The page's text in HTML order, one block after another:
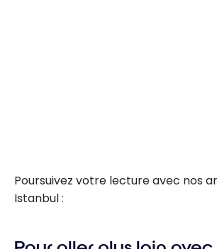
Poursuivez votre lecture avec nos
Istanbul :